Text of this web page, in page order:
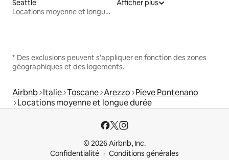
Seattle
Locations moyenne et longue durée
Afficher plus
* Des exclusions peuvent s'appliquer en fonction des zones
géographiques et des logements.
Airbnb Italie Toscane Arezzo Pieve Pontenano
Locations moyenne et longue durée
© 2026 Airbnb, Inc.
Confidentialité
Conditions générales